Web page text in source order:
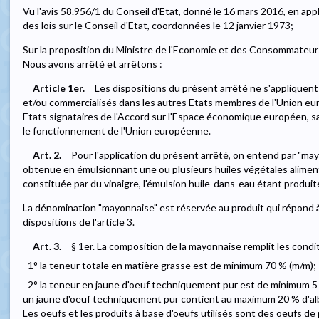
Vu l'avis 58.956/1 du Conseil d'Etat, donné le 16 mars 2016, en
des lois sur le Conseil d'Etat, coordonnées le 12 janvier 1973;
Sur la proposition du Ministre de l'Economie et des
Nous avons arrêté et arrêtons :
Article 1er.
Les dispositions du présent arrêté ne
et/ou commercialisés dans les autres Etats membres de l'Union
Etats signataires de l'Accord sur l'Espace économique européen,
le fonctionnement de l'Union européenne.
Art. 2.
Pour l'application du présent arrêté, on entend par
obtenue en émulsionnant une ou plusieurs huiles végétales
constituée par du vinaigre, l'émulsion huile-dans-eau étant
La dénomination "mayonnaise" est réservée au produit qui répond
dispositions de l'article 3.
Art. 3.
§ 1er. La composition de la mayonnaise remplit les
1° la teneur totale en matière grasse est de minimum 70 % (m/m);
2° la teneur en jaune d'oeuf techniquement pur est de minimum 5
un jaune d'oeuf techniquement pur contient au maximum 20 %
Les oeufs et les produits à base d'oeufs utilisés sont des oeufs